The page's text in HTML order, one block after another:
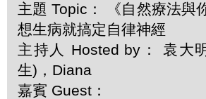
主題 Topic： 《自然療法與
想生病就搞定自律神經
主持人 Hosted by： 袁大
生)，Diana
嘉賓 Guest：